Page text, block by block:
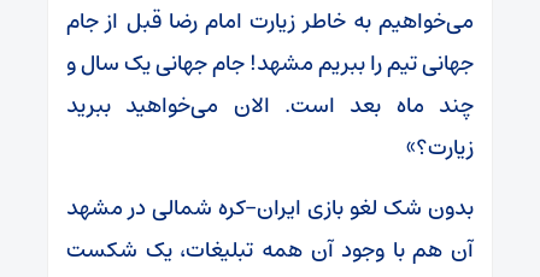
می‌خواهیم به خاطر زیارت امام رضا قبل از جام
جهانی تیم را ببریم مشهد! جام جهانی یک سال و
چند ماه بعد است. الان می‌خواهید ببرید
زیارت؟»
بدون شک لغو بازی ایران-کره شمالی در مشهد
آن هم با وجود آن همه تبلیغات، یک شکست